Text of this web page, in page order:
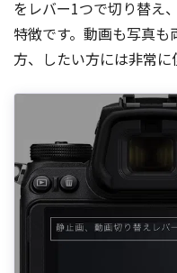
をレバー1つで切り替え
特徴です。動画も写真
方、したい方には非常に